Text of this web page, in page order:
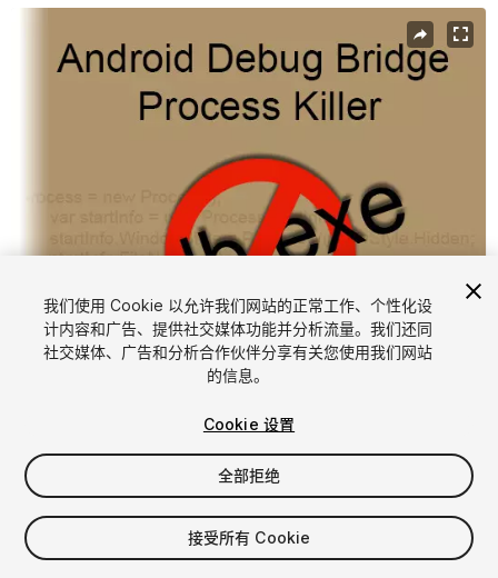
1 /2
$4.99
我们使用 Cookie 以允许我们网站的正常工作、个性化设
计内容和广告、提供社交媒体功能并分析流量。我们还同
社交媒体、广告和分析合作伙伴分享有关您使用我们网站
的信息。
Cookie 设置
全部拒绝
接受所有 Cookie